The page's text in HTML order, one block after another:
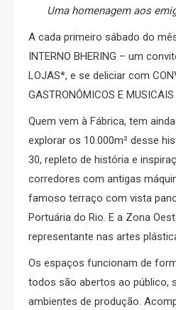
Uma homenagem aos
A cada primeiro sábado do
INTERNO BHERING – um
LOJAS*, e se deliciar com
GASTRONÔMICOS E
Quem vem à Fábrica, tem
explorar os 10.000m² desse
30, repleto de história e
corredores com antigas
famoso terraço com vista
Portuária do Rio. E a Zona
representante nas artes
Os espaços funcionam de
todos são abertos ao público,
ambientes de produção.